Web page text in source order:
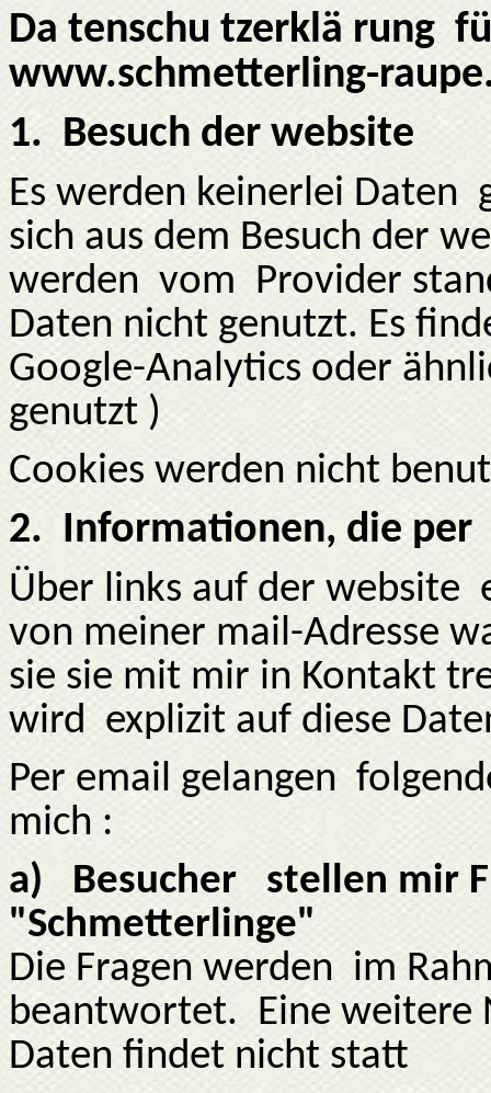
Da tenschu tzerklä rung
www.schmetterling-
1. Besuch der website
Es werden keinerlei Daten
sich aus dem Besuch der
werden vom Provider
Daten nicht genutzt. Es
Google-Analytics oder
genutzt )
Cookies werden nicht
2. Informationen, die per
Über links auf der website
von meiner mail-Adresse
sie sie mit mir in Kontakt
wird explizit auf diese
Per email gelangen
mich :
a)
Besucher
stellen mir
"Schmetterlinge"
Die Fragen werden im
beantwortet. Eine weitere
Daten findet nicht statt